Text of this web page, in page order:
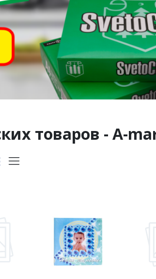
товаров - A-